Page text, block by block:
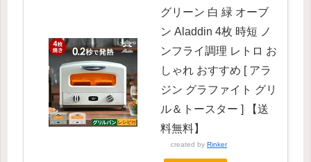
グリーン 白 緑 オーブ
ン Aladdin 4枚 時短 ノ
ンフライ調理 レトロ お
しゃれ おすすめ [ アラ
ジン グラファイト グリ
ル＆トースター ] 【送
料無料】
created by Rinker